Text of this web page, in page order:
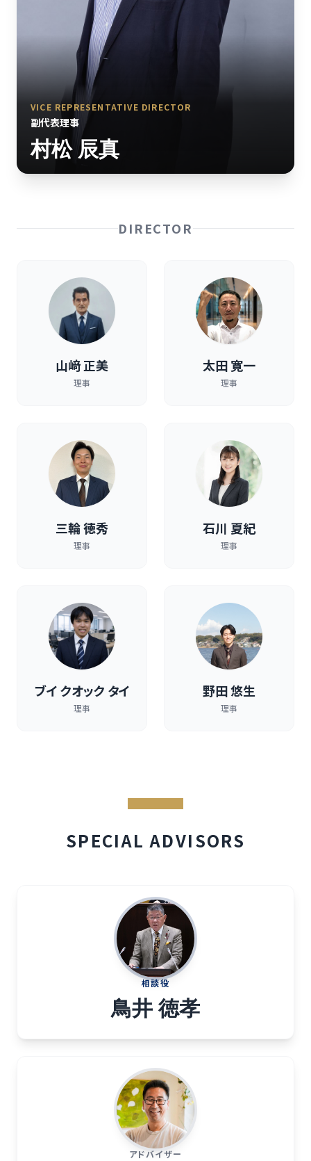
VICE REPRESENTATIVE DIRECTOR
副代表理事
村松 辰真
DIRECTOR
山﨑 正美
理事
太田 寛一
理事
三輪 徳秀
理事
石川 夏紀
理事
ブイ クオック タイ
理事
野田 悠生
理事
SPECIAL ADVISORS
相談役
鳥井 徳孝
アドバイザー